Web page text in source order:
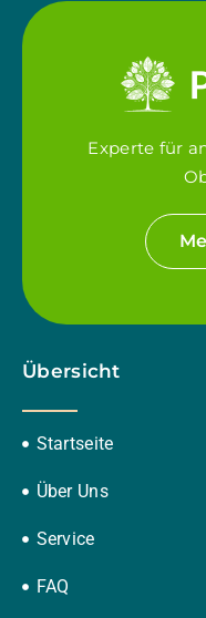
Experte für
Übersicht
Startseite
Über Uns
Service
FAQ